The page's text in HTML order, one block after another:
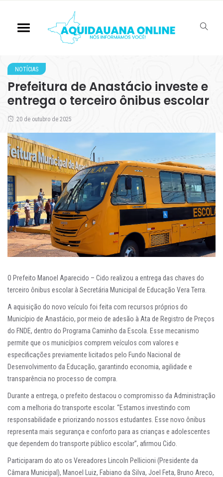
NOTÍCIAS
Prefeitura de Anastácio investe e
entrega o terceiro ônibus escolar
20 de outubro de 2025
O Prefeito Manoel Aparecido – Cido realizou a entrega das chaves do
terceiro ônibus escolar à Secretária Municipal de Educação Vera Terra.
A aquisição do novo veículo foi feita com recursos próprios do
Município de Anastácio, por meio de adesão à Ata de Registro de Preços
do FNDE, dentro do Programa Caminho da Escola. Esse mecanismo
permite que os municípios comprem veículos com valores e
especificações previamente licitados pelo Fundo Nacional de
Desenvolvimento da Educação, garantindo economia, agilidade e
transparência no processo de compra.
Durante a entrega, o prefeito destacou o compromisso da Administração
com a melhoria do transporte escolar. “Estamos investindo com
responsabilidade e priorizando nossos estudantes. Esse novo ônibus
representa mais segurança e conforto para as crianças e adolescentes
que dependem do transporte público escolar”, afirmou Cido.
Participaram do ato os Vereadores Lincoln Pellicioni (Presidente da
Câmara Municipal), Manoel Luiz, Fabiano da Silva, Joel Feta, Bruno Areco,